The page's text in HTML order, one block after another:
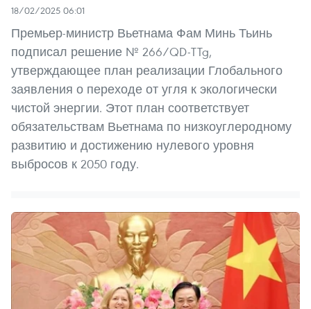
18/02/2025 06:01
Премьер-министр Вьетнама Фам Минь Тьинь
подписал решение № 266/QD-TTg,
утверждающее план реализации Глобального
заявления о переходе от угля к экологически
чистой энергии. Этот план соответствует
обязательствам Вьетнама по низкоуглеродному
развитию и достижению нулевого уровня
выбросов к 2050 году.